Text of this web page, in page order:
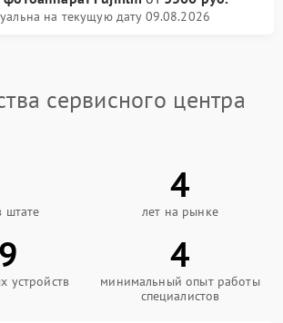
на текущую дату 09.08.2026
сервисного центра
штате
4
лет на рынке
устройств
4
минимальный опыт работы
специалистов